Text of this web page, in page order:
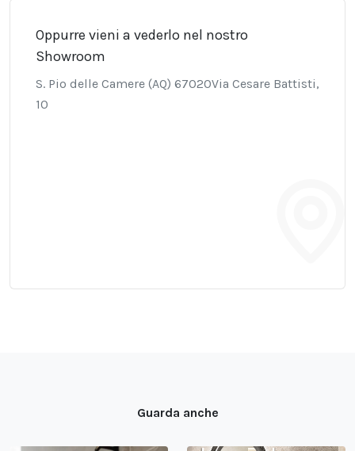
Oppurre vieni a vederlo nel nostro
Showroom
S. Pio delle Camere (AQ) 67020Via Cesare Battisti,
10
Guarda anche